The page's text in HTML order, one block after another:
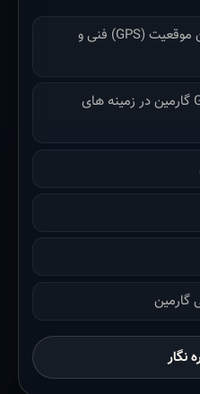
واردات و تامین سیستم های تعیین موقعیت (GPS) فنی و
ساعت های هوشمند متکی به GPS گارمین در زمینه های
گارمین
نگار